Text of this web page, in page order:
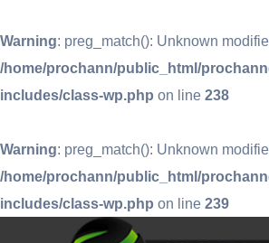
Warning: preg_match(): Unknown
/home/prochann/public_html/
includes/class-wp.php on line 238
Warning: preg_match(): Unknown
/home/prochann/public_html/
includes/class-wp.php on line 239